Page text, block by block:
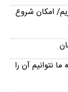
امکان شروع
نتوانیم آن را